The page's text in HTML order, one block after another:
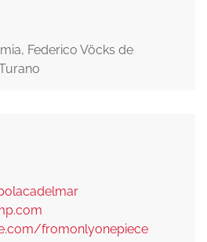
Federico Vöcks de
fromonlyonepiece